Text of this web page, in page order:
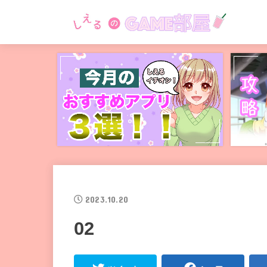
2023.10.20
02